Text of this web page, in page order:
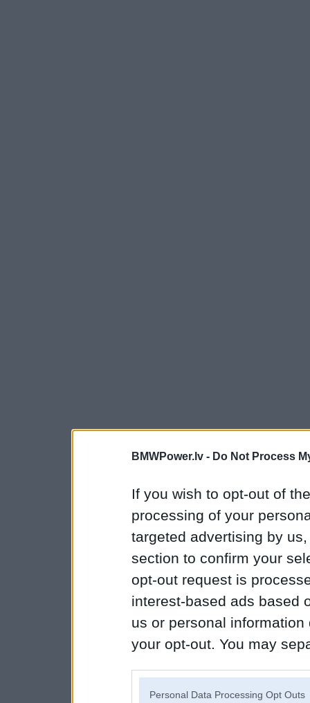
BMWPower.lv - Do Not Process
If you wish to opt-out of
processing of your
targeted advertising by
section to confirm your
opt-out request is
interest-based ads based
us or personal
your opt-out. You may
Personal Data Processing Opt Outs